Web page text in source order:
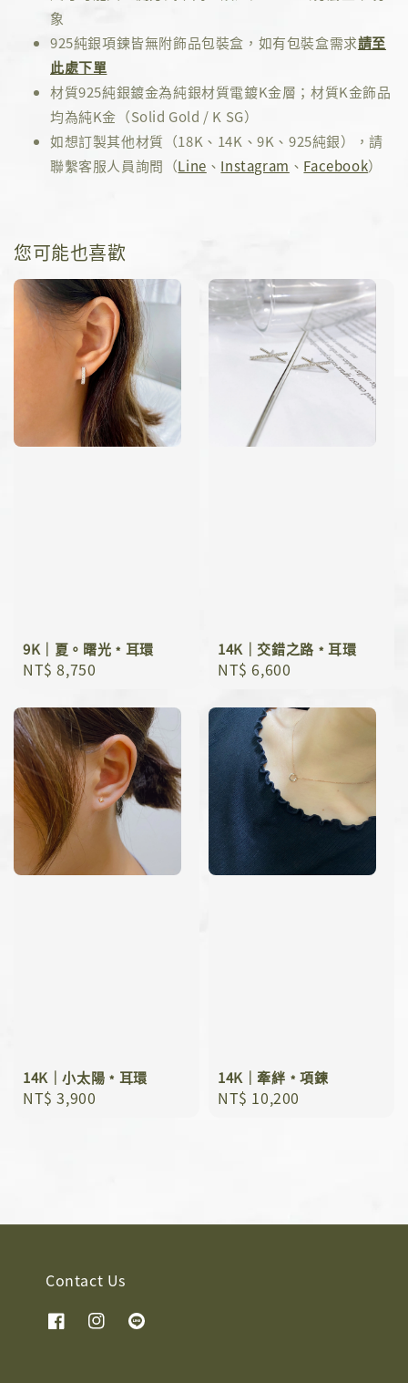
象
925純銀項鍊皆無附飾品包裝盒，如有包裝盒需求請至
此處下單
材質925純銀鍍金為純銀材質電鍍K金層；材質K金飾品
均為純K金（Solid Gold / K SG）
如想訂製其他材質（18K、14K、9K、925純銀），請
聯繫客服人員詢問（Line 、 Instagram 、 Facebook）
您可能也喜歡
9K｜夏。曙光﹡耳環
Regular
NT$ 8,750
14K｜交錯之路﹡耳環
Regular
NT$ 6,600
14K｜小太陽﹡耳環
Regular
NT$ 3,900
14K｜牽絆﹡項鍊
Regular
NT$ 10,200
Contact Us